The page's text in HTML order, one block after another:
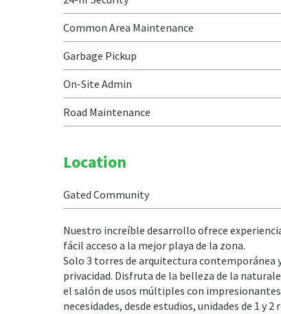
Common Area Maintenance
Garbage Pickup
On-Site Admin
Road Maintenance
Location
Gated Community
Nuestro increíble desarrollo ofrece
fácil acceso a la mejor playa de la zona.
Solo 3 torres de arquitectura contemporánea
privacidad. Disfruta de la belleza de la
el salón de usos múltiples con
necesidades, desde estudios, unidades de 1 y